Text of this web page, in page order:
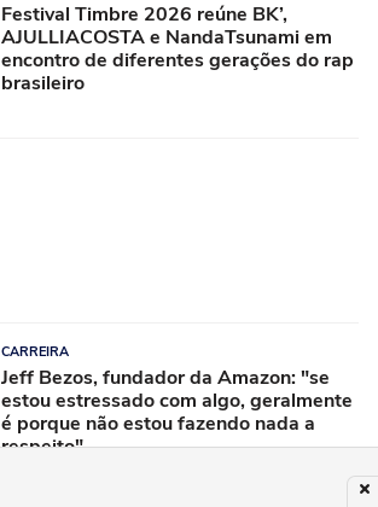
Festival Timbre 2026 reúne BK’,
AJULLIACOSTA e NandaTsunami em
encontro de diferentes gerações do rap
brasileiro
CARREIRA
Jeff Bezos, fundador da Amazon: "se
estou estressado com algo, geralmente
é porque não estou fazendo nada a
respeito"